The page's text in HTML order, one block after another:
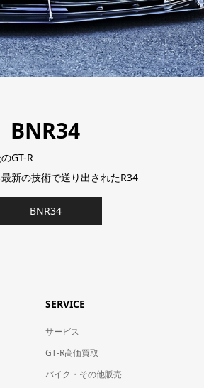
BNR34
GT-R
新の技術で送り出されたR34
BNR34
SERVICE
サービス
GT-R高価買取
バイク・その他販売